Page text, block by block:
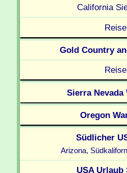
California
Gold Country
Sierra Nevada
Oregon
Südlicher
Arizona,
USA Urlaub